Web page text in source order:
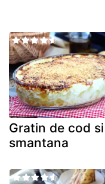
Gratin de cod si
smantana